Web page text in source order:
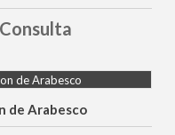
DETALHES
de Arabesco